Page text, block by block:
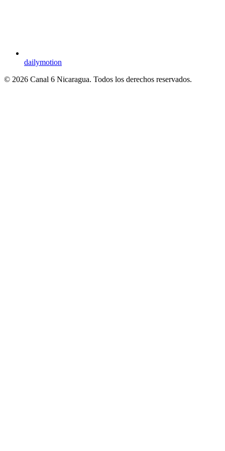
dailymotion
© 2026 Canal 6 Nicaragua. Todos los derechos reservados.